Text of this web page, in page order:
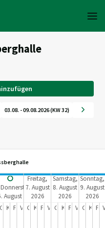
03.08. - 09.08.2026 (KW 32)
Donnerstag,
August
2026
Freitag,
7. August
2026
Samstag,
8. August
2026
Sonntag,
9. August
2026
Vereinsraum Großer Hallenteil Kleiner Hallenteil Foyer Vereinsraum Großer Hallenteil Kleiner Hallenteil Foyer Vereinsraum Großer Hallenteil Kleiner Hallenteil Foyer Vereinsraum Großer Hallenteil Kleiner Hallenteil Foyer